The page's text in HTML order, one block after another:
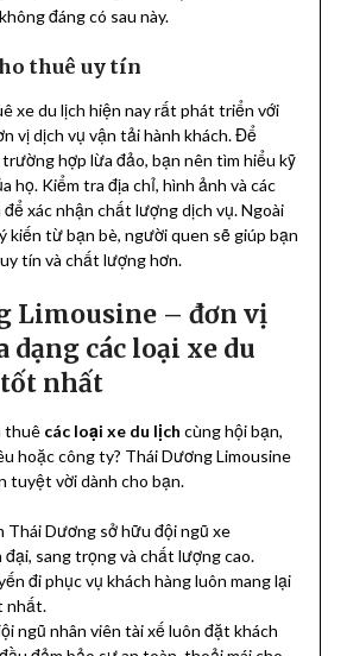
đáng có sau này.
thuê uy tín
xe du lịch hiện nay rất phát triển với
vị dịch vụ vận tải hành khách. Để
hợp lừa đảo, bạn nên tìm hiểu kỹ
họ. Kiểm tra địa chỉ, hình ảnh và các
xác nhận chất lượng dịch vụ. Ngoài
kiến từ bạn bè, người quen sẽ giúp bạn
tín và chất lượng hơn.
Limousine – đơn vị
dạng các loại xe du
nhất
thuê các loại xe du lịch cùng hội bạn,
hoặc công ty? Thái Dương Limousine
tuyệt vời dành cho bạn.
Thái Dương sở hữu đội ngũ xe
đại, sang trọng và chất lượng cao.
đi phục vụ khách hàng luôn mang lại
nhất.
ngũ nhân viên tài xế luôn đặt khách